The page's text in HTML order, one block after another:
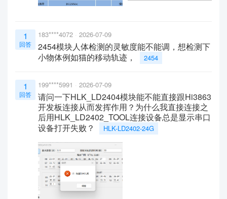
1
回答
183****4072 2026-07-09
2454模块人体检测的灵敏度能不能调，想检测下
小物体例如猫的移动轨迹，
2454
1
回答
199****5991 2026-07-09
请问一下HLK_LD2404模块能不能直接跟Hi3863
开发板连接从而发挥作用？为什么我直接连接之
后用HLK_LD2402_TOOL连接设备总是显示串口
设备打开失败？
HLK-LD2402-24G